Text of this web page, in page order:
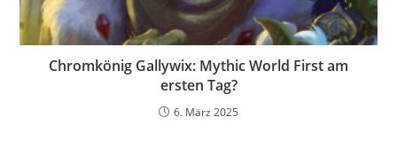
Chromkönig Gallywix: Mythic World First am
ersten Tag?
6. März 2025